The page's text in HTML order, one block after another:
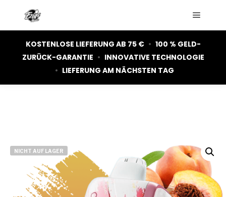
KOSTENLOSE LIEFERUNG AB 75 € • 100 % GELD-
ZURÜCK-GARANTIE • INNOVATIVE TECHNOLOGIE
• LIEFERUNG AM NÄCHSTEN TAG
NICHT AUF LAGER